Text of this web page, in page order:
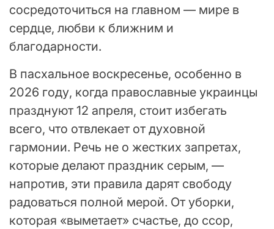
сосредоточиться на главном — мире в
сердце, любви к ближним и
благодарности.
В пасхальное воскресенье, особенно в
2026 году, когда православные украинцы
празднуют 12 апреля, стоит избегать
всего, что отвлекает от духовной
гармонии. Речь не о жестких запретах,
которые делают праздник серым, —
напротив, эти правила дарят свободу
радоваться полной мерой. От уборки,
которая «выметает» счастье, до ссор,